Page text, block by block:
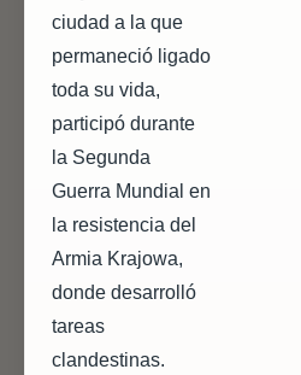
ciudad a la que
permaneció ligado
toda su vida,
participó durante
la Segunda
Guerra Mundial en
la resistencia del
Armia Krajowa,
donde desarrolló
tareas
clandestinas.